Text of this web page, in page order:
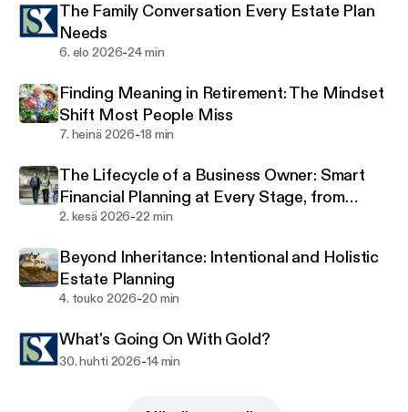
The Family Conversation Every Estate Plan
Needs
6. elo 2026-24 min
Finding Meaning in Retirement: The Mindset
Shift Most People Miss
7. heinä 2026-18 min
The Lifecycle of a Business Owner: Smart
Financial Planning at Every Stage, from
Foundation and Scaling to Exit
2. kesä 2026-22 min
Beyond Inheritance: Intentional and Holistic
Estate Planning
4. touko 2026-20 min
What's Going On With Gold?
30. huhti 2026-14 min